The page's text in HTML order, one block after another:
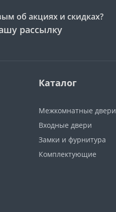
об акциях и скидках?
рассылку
Каталог
Межкомнатные двери
Входные двери
Замки и фурнитура
Комплектующие